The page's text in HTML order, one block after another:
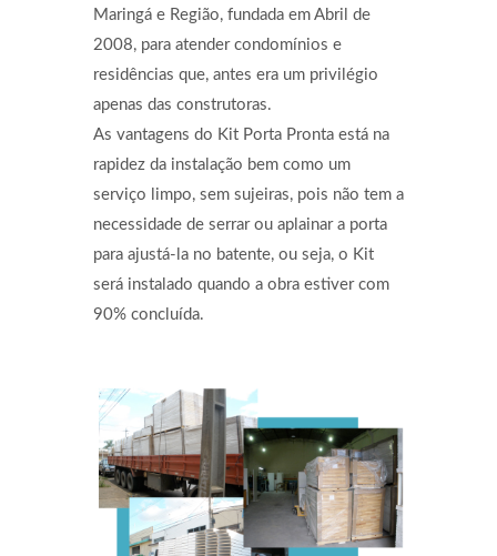
Maringá e Região, fundada em Abril de
2008, para atender condomínios e
residências que, antes era um privilégio
apenas das construtoras.
As vantagens do Kit Porta Pronta está na
rapidez da instalação bem como um
serviço limpo, sem sujeiras, pois não tem a
necessidade de serrar ou aplainar a porta
para ajustá-la no batente, ou seja, o Kit
será instalado quando a obra estiver com
90% concluída.